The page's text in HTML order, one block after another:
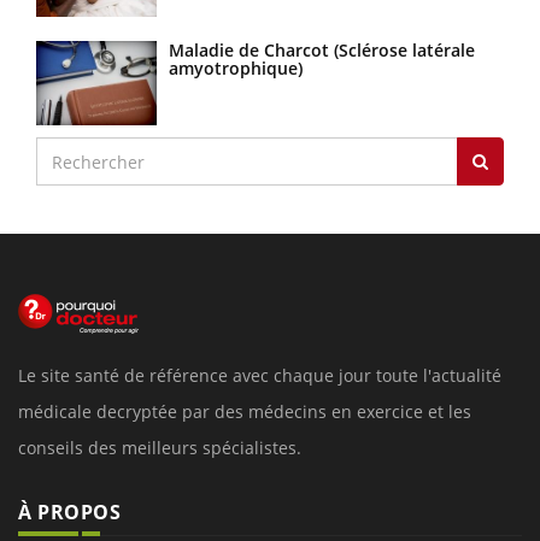
Maladie de Charcot (Sclérose latérale
amyotrophique)
Le site santé de référence avec chaque jour toute l'actualité
médicale decryptée par des médecins en exercice et les
conseils des meilleurs spécialistes.
À PROPOS